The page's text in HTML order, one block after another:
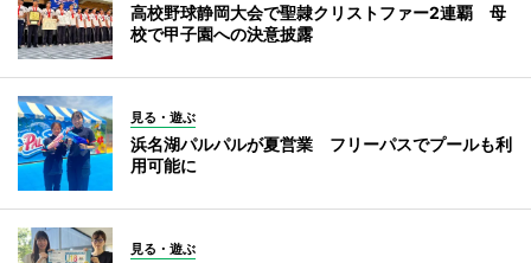
高校野球静岡大会で聖隷クリストファー2連覇 母
校で甲子園への決意披露
見る・遊ぶ
浜名湖パルパルが夏営業 フリーパスでプールも利
用可能に
見る・遊ぶ